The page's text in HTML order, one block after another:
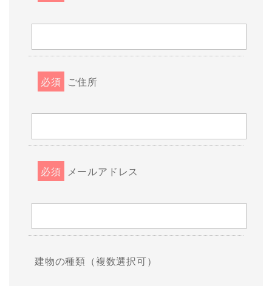
必須 ご住所
必須 メールアドレス
建物の種類（複数選択可）